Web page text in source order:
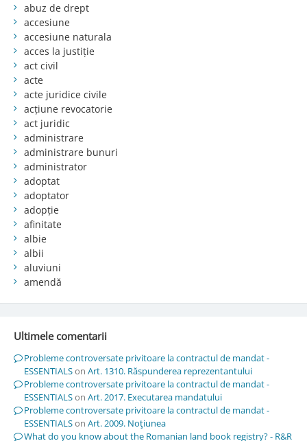
abuz de drept
accesiune
accesiune naturala
acces la justiție
act civil
acte
acte juridice civile
acțiune revocatorie
act juridic
administrare
administrare bunuri
administrator
adoptat
adoptator
adopție
afinitate
albie
albii
aluviuni
amendă
Ultimele comentarii
Probleme controversate privitoare la contractul de mandat -
ESSENTIALSon Art. 1310. Răspunderea reprezentantului
Probleme controversate privitoare la contractul de mandat -
ESSENTIALSon Art. 2017. Executarea mandatului
Probleme controversate privitoare la contractul de mandat -
ESSENTIALSon Art. 2009. Noţiunea
What do you know about the Romanian land book registry? - R&R